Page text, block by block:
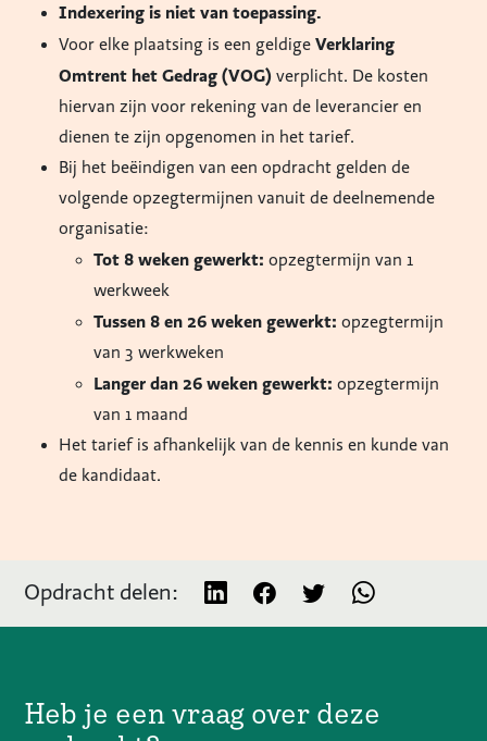
Indexering is niet van toepassing.
Voor elke plaatsing is een geldigeVerklaring
Omtrent het Gedrag (VOG) verplicht. De kosten
hiervan zijn voor rekening van de leverancier en
dienen te zijn opgenomen in het tarief.
Bij het beëindigen van een opdracht gelden de
volgende opzegtermijnen vanuit de deelnemende
organisatie:
Tot 8 weken gewerkt: opzegtermijn van 1
werkweek
Tussen 8 en 26 weken gewerkt: opzegtermijn
van 3 werkweken
Langer dan 26 weken gewerkt: opzegtermijn
van 1 maand
Het tarief is afhankelijk van de kennis en kunde van
de kandidaat.
Opdracht delen:
Heb je een vraag over deze